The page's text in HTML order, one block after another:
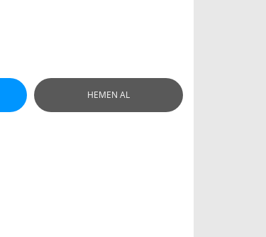
HEMEN AL